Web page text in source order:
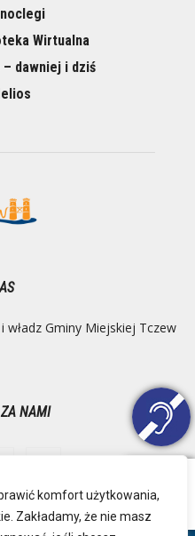
komfort użytkowania,
Zakładamy, że nie masz
Wirtualna
dawniej i dziś
Gminy Miejskiej Tczew
NAMI
Inspektor Danych Osobowych